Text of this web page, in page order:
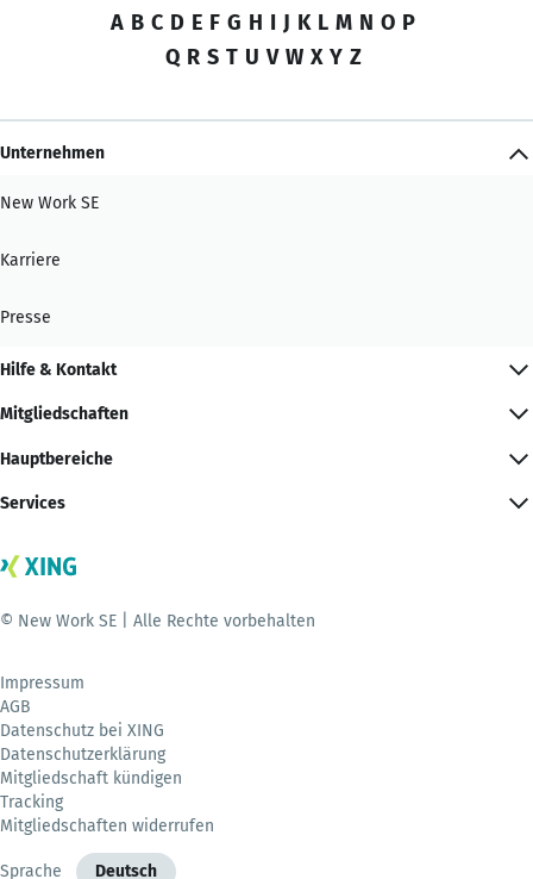
A B C D E F G H I J K L M N O P
Q R S T U V W X Y Z
Unternehmen
New Work SE
Karriere
Presse
Hilfe & Kontakt
Mitgliedschaften
Hauptbereiche
Services
© New Work SE | Alle Rechte vorbehalten
Impressum
AGB
Datenschutz bei XING
Datenschutzerklärung
Mitgliedschaft kündigen
Tracking
Mitgliedschaften widerrufen
Sprache Deutsch